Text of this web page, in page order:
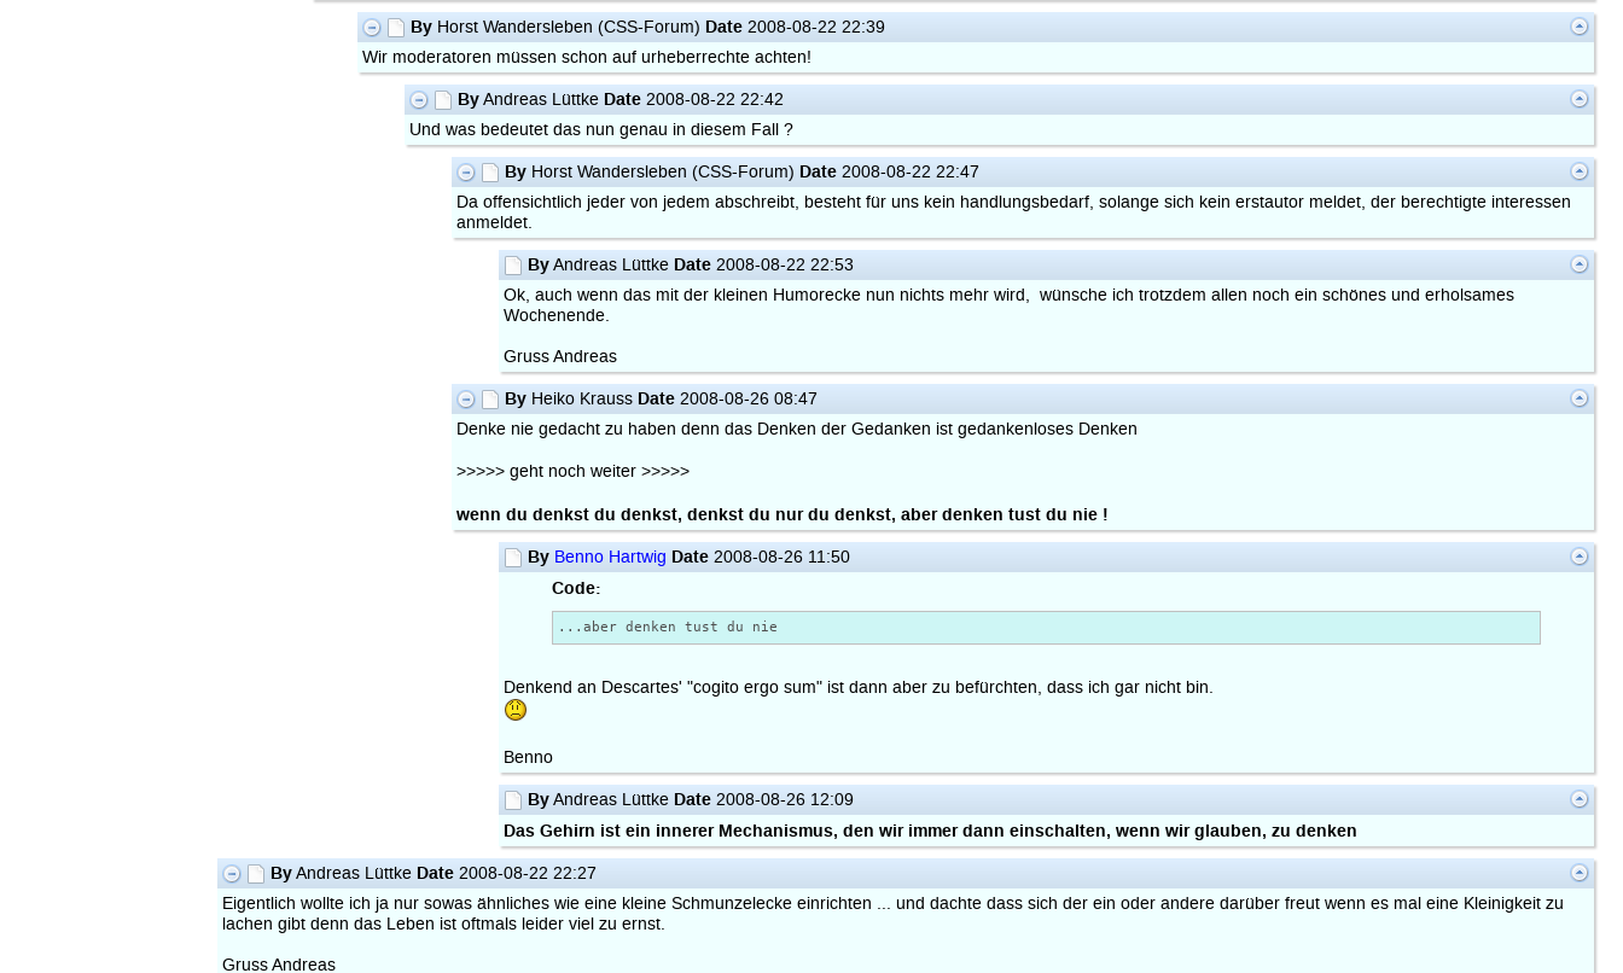
By Horst Wandersleben (CSS-Forum) Date 2008-08-22 22:39
Wir moderatoren müssen schon auf urheberrechte achten!
ByAndreas Lüttke Date 2008-08-22 22:42
Und was bedeutet das nun genau in diesem Fall ?
By Horst Wandersleben (CSS-Forum) Date 2008-08-22 22:47
Da offensichtlich jeder von jedem abschreibt, besteht für uns kein handlungsbedarf, solange sich kein erstautor meldet, der berechtigte interessen
anmeldet.
ByAndreas Lüttke Date 2008-08-22 22:53
Ok, auch wenn das mit der kleinen Humorecke nun nichts mehr wird, wünsche ich trotzdem allen noch ein schönes und erholsames
Wochenende.
Gruss Andreas
By Heiko Krauss Date 2008-08-26 08:47
Denke nie gedacht zu haben denn das Denken der Gedanken ist gedankenloses Denken
>>>>> geht noch weiter >>>>>
wenn du denkst du denkst, denkst du nur du denkst, aber denken tust du nie !
By Benno Hartwig Date 2008-08-26 11:50
Code:
...aber denken tust du nie
Denkend an Descartes' "cogito ergo sum" ist dann aber zu befürchten, dass ich gar nicht bin.
Benno
ByAndreas Lüttke Date 2008-08-26 12:09
Das Gehirn ist ein innerer Mechanismus, den wir immer dann einschalten, wenn wir glauben, zu denken
ByAndreas Lüttke Date2008-08-22 22:27
Eigentlich wollte ich ja nur sowas ähnliches wie eine kleine Schmunzelecke einrichten ... und dachte dass sich der ein oder andere darüber freut wenn es mal eine Kleinigkeit zu
lachen gibt denn das Leben ist oftmals leider viel zu ernst.
Gruss Andreas